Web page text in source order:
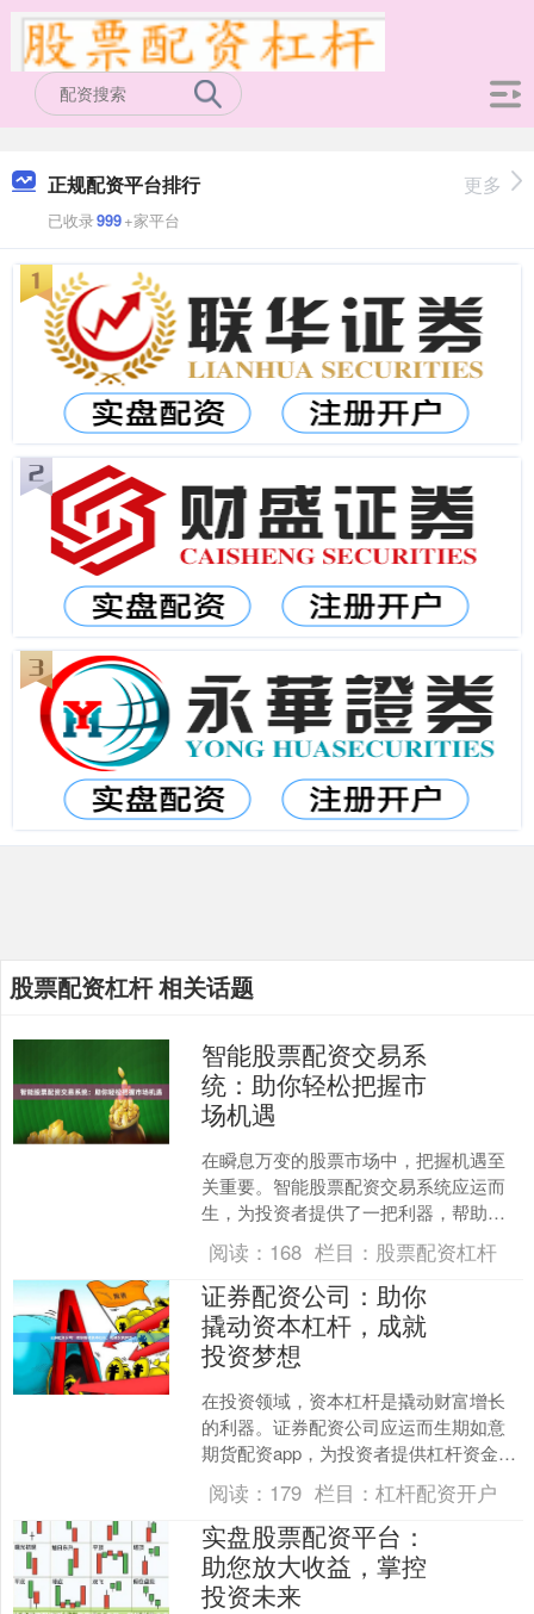
正规配资平台排行
已收录999+家平台
更多
股票配资杠杆 相关话题
智能股票配资交易系
统：助你轻松把握市
场机遇
在瞬息万变的股票市场中，把握机遇至
关重要。智能股票配资交易系统应运而
生，为投资者提供了一把利器，帮助他
们轻松把握市场机遇。 智能股票配资交
易系统通过先进的算法和....
阅读： 168 栏目： 股票配资杠杆
证券配资公司：助你
撬动资本杠杆，成就
投资梦想
在投资领域，资本杠杆是撬动财富增长
的利器。证券配资公司应运而生期如意
期货配资app，为投资者提供杠杆资金，
助力其放大投资收益。 证券配资是指投
资者以自有资金作为....
阅读： 179 栏目： 杠杆配资开户
实盘股票配资平台：
助您放大收益，掌控
投资未来